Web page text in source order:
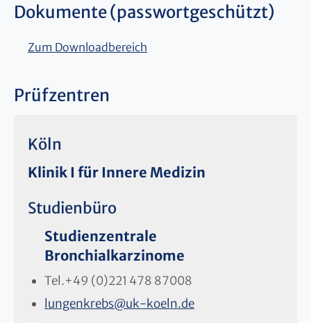
Dokumente (passwortgeschützt)
Zum Downloadbereich
Prüfzentren
Köln
Klinik I für Innere Medizin
Studienbüro
Studienzentrale
Bronchialkarzinome
Tel.+49 (0)221 478 87008
lungenkrebs@uk-koeln.de